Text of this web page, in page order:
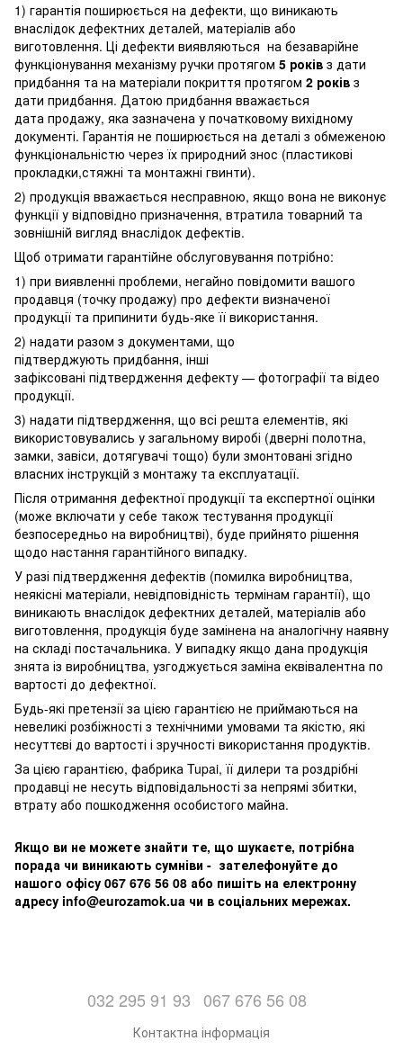
1) гарантія поширюється на дефекти, що виникають
внаслідок дефектних деталей, матеріалів або
виготовлення. Ці дефекти виявляються на безаварійне
функціонування механізму ручки протягом 5 років з дати
придбання та на матеріали покриття протягом 2 років з
дати придбання. Датою придбання вважається
дата продажу, яка зазначена у початковому вихідному
документі. Гарантія не поширюється на деталі з обмеженою
функціональністю через їх природний знос (пластикові
прокладки,стяжні та монтажні гвинти).
2) продукція вважається несправною, якщо вона не виконує
функції у відповідно призначення, втратила товарний та
зовнішній вигляд внаслідок дефектів.
Щоб отримати гарантійне обслуговування потрібно:
1) при виявленні проблеми, негайно повідомити вашого
продавця (точку продажу) про дефекти визначеної
продукції та припинити будь-яке її використання.
2) надати разом з документами, що
підтверджують придбання, інші
зафіксовані підтвердження дефекту — фотографії та відео
продукції.
3) надати підтвердження, що всі решта елементів, які
використовувались у загальному виробі (дверні полотна,
замки, завіси, дотягувачі тощо) були змонтовані згідно
власних інструкцій з монтажу та експлуатації.
Після отримання дефектної продукції та експертної оцінки
(може включати у себе також тестування продукції
безпосередньо на виробництві), буде прийнято рішення
щодо настання гарантійного випадку.
У разі підтвердження дефектів (помилка виробництва,
неякісні матеріали, невідповідність термінам гарантії), що
виникають внаслідок дефектних деталей, матеріалів або
виготовлення, продукція буде замінена на аналогічну наявну
на складі постачальника. У випадку якщо дана продукція
знята із виробництва, узгоджується заміна еквівалентна по
вартості до дефектної.
Будь-які претензії за цією гарантією не приймаються на
невеликі розбіжності з технічними умовами та якістю, які
несуттєві до вартості і зручності використання продуктів.
За цією гарантією, фабрика Tupai, її дилери та роздрібні
продавці не несуть відповідальності за непрямі збитки,
втрату або пошкодження особистого майна.
Якщо ви не можете знайти те, що шукаєте, потрібна
порада чи виникають сумніви - зателефонуйте до
нашого офісу 067 676 56 08 або пишіть на електронну
адресу info@eurozamok.ua чи в соціальних мережах.
032 295 91 93 067 676 56 08
Контактна інформація